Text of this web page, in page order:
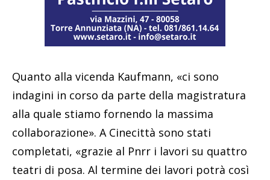
Quanto alla vicenda Kaufmann, «ci sono
indagini in corso da parte della magistratura
alla quale stiamo fornendo la massima
collaborazione». A Cinecittà sono stati
completati, «grazie al Pnrr i lavori su quattro
teatri di posa. Al termine dei lavori potrà così